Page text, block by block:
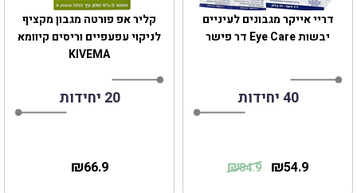
‎קליר אפ פורטה מגבון מקציף
לניקוי עפעפיים וריסים קיוומא
KIVEMA
20 יחידות
66.9
₪
‎דריי‎ ‎אייקר‎ ‎מגבונים לעיניים
יבשות Eye Care דר פישר
40 יחידות
54.9
₪
84.9
₪